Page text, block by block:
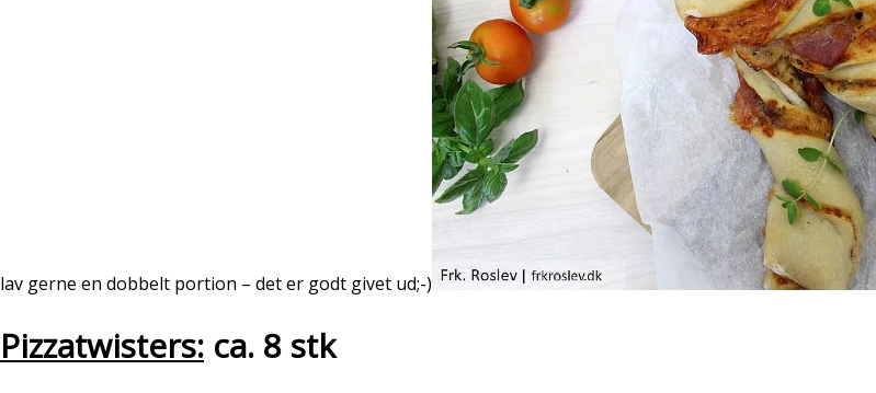
lav gerne en dobbelt portion – det er godt givet ud;-)
Pizzatwisters: ca. 8 stk